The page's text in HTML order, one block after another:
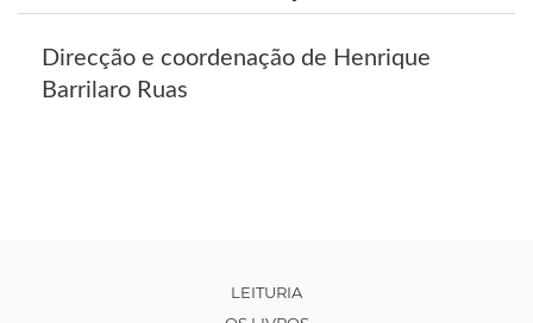
Direcção e coordenação de Henrique
Barrilaro Ruas
LEITURIA